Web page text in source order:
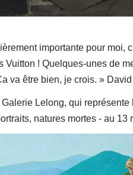
importante pour
Vuitton ! Quelques-unes de
va être bien, je crois. »
Lelong, qui
natures mortes - au